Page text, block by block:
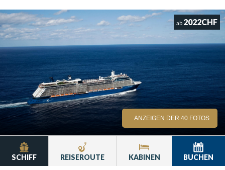
ab 2022CHF
ANZEIGEN DER 40 FOTOS
SCHIFF REISEROUTE KABINEN BUCHEN